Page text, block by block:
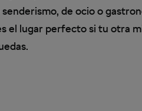
de ocio o
el lugar perfecto si tu otra